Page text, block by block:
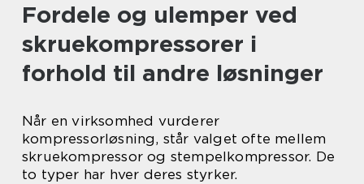
Fordele og ulemper ved
skruekompressorer i
forhold til andre løsninger
Når en virksomhed vurderer
kompressorløsning, står valget ofte mellem
skruekompressor og stempelkompressor. De
to typer har hver deres styrker.